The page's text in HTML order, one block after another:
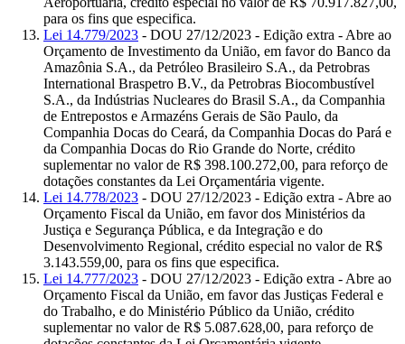
para os fins que especifica.
Lei 14.779/2023 - DOU 27/12/2023 - Edição extra - Abre ao
Orçamento de Investimento da União, em favor do Banco da
Amazônia S.A., da Petróleo Brasileiro S.A., da Petrobras
International Braspetro B.V., da Petrobras Biocombustível
S.A., da Indústrias Nucleares do Brasil S.A., da Companhia
de Entrepostos e Armazéns Gerais de São Paulo, da
Companhia Docas do Ceará, da Companhia Docas do Pará e
da Companhia Docas do Rio Grande do Norte, crédito
suplementar no valor de R$ 398.100.272,00, para reforço de
dotações constantes da Lei Orçamentária vigente.
Lei 14.778/2023 - DOU 27/12/2023 - Edição extra - Abre ao
Orçamento Fiscal da União, em favor dos Ministérios da
Justiça e Segurança Pública, e da Integração e do
Desenvolvimento Regional, crédito especial no valor de R$
3.143.559,00, para os fins que especifica.
Lei 14.777/2023 - DOU 27/12/2023 - Edição extra - Abre ao
Orçamento Fiscal da União, em favor das Justiças Federal e
do Trabalho, e do Ministério Público da União, crédito
suplementar no valor de R$ 5.087.628,00, para reforço de